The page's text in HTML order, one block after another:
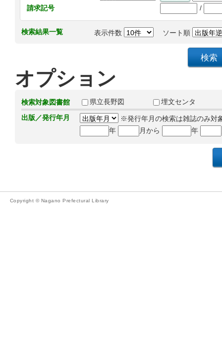
請求記号
/
検索結果一覧 表示件数 ソート順
オプション
検索対象図書館 県立長野図
埋文センタ
出版／発行年月
※発行年月の検索は雑誌のみ対
年
月から 年
Copyright © Nagano Prefectural Library